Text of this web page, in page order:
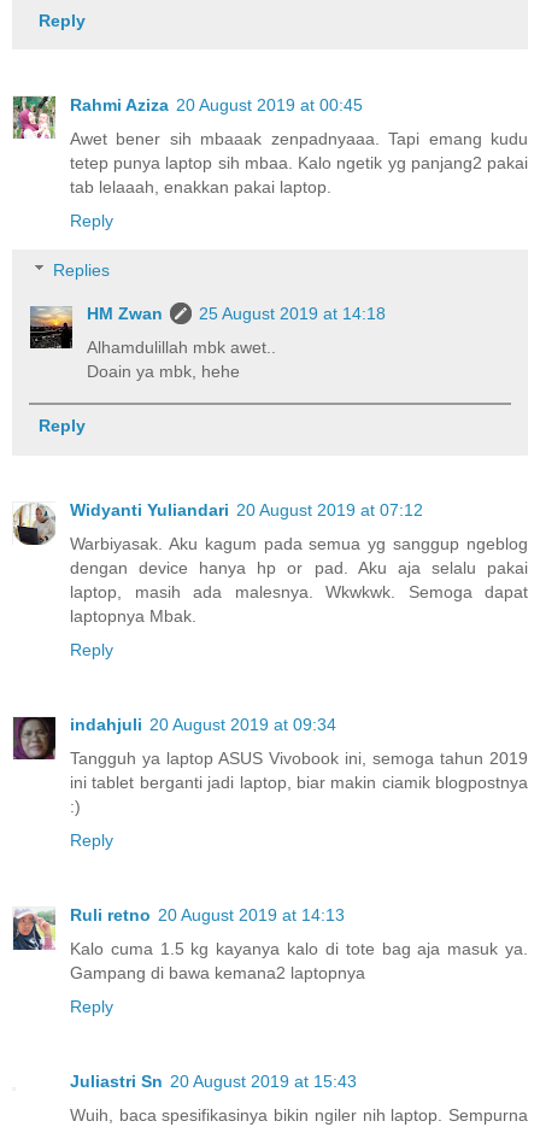
Reply
Rahmi Aziza 20 August 2019 at 00:45
Awet bener sih mbaaak zenpadnyaaa. Tapi emang kudu
tetep punya laptop sih mbaa. Kalo ngetik yg panjang2 pakai
tab lelaaah, enakkan pakai laptop.
Reply
Replies
HM Zwan
25 August 2019 at 14:18
Alhamdulillah mbk awet..
Doain ya mbk, hehe
Reply
Widyanti Yuliandari 20 August 2019 at 07:12
Warbiyasak. Aku kagum pada semua yg sanggup ngeblog
dengan device hanya hp or pad. Aku aja selalu pakai
laptop, masih ada malesnya. Wkwkwk. Semoga dapat
laptopnya Mbak.
Reply
indahjuli 20 August 2019 at 09:34
Tangguh ya laptop ASUS Vivobook ini, semoga tahun 2019
ini tablet berganti jadi laptop, biar makin ciamik blogpostnya
:)
Reply
Ruli retno 20 August 2019 at 14:13
Kalo cuma 1.5 kg kayanya kalo di tote bag aja masuk ya.
Gampang di bawa kemana2 laptopnya
Reply
Juliastri Sn 20 August 2019 at 15:43
Wuih, baca spesifikasinya bikin ngiler nih laptop. Sempurna